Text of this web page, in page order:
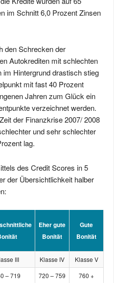
im Schnitt 6,0 Prozent Zinsen
den Schrecken der
Autokrediten mit schlechten
im Hintergrund drastisch stieg
mit fast 40 Prozent
Jahren zum Glück ein
verzeichnet werden.
der Finanzkrise 2007/ 2008
und sehr schlechter
lag.
des Credit Scores in 5
der Übersichtlichkeit halber
Eher gute
Bonität
Gute
Bonität
III Klasse IV
Klasse V
– 719 720 – 759 760 +